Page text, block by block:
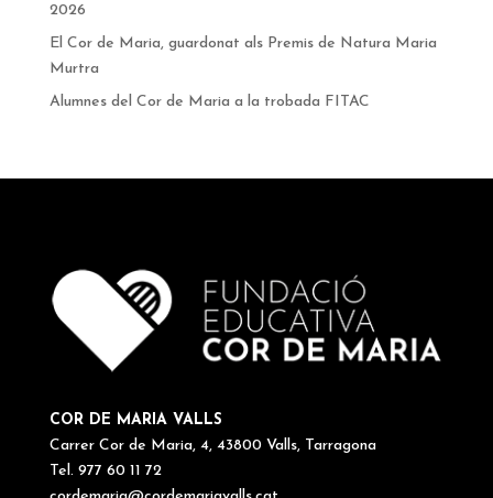
2026
El Cor de Maria, guardonat als Premis de Natura Maria
Murtra
Alumnes del Cor de Maria a la trobada FITAC
COR DE MARIA VALLS
Carrer Cor de Maria, 4, 43800 Valls, Tarragona
Tel. 977 60 11 72